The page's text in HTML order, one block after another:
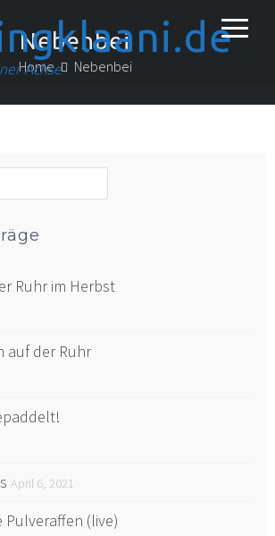
Achse
Nebenbei
Home Nebenbei
Ruhr im Herbst
auf der Ruhr
April 6, 2021
Pulveraffen (live)